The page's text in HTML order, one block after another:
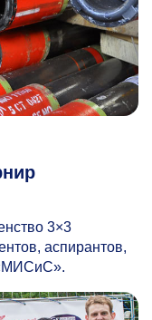
3×3
аспирантов,